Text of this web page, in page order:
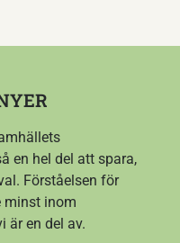
en hel del att spara,
Förståelsen för
minst inom
är en del av.